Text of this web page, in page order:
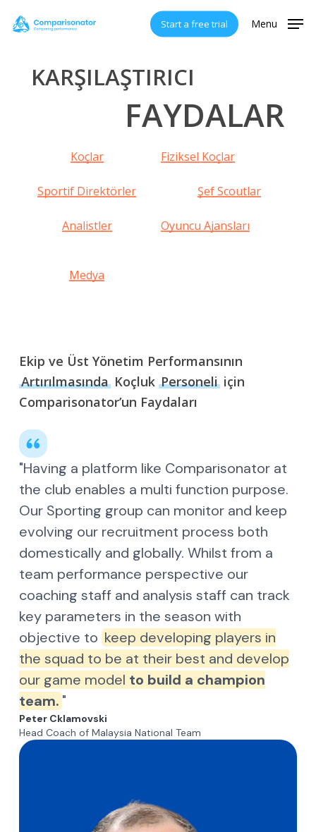
Start a free trial Menu
KARŞILAŞTIRICI
FAYDALAR
Koçlar Fiziksel Koçlar
Sportif Direktörler Şef Scoutlar
Analistler Oyuncu Ajansları
Medya
Ekip ve Üst Yönetim Performansının
Artırılmasında KoçlukPersoneli için
Comparisonator’un Faydaları